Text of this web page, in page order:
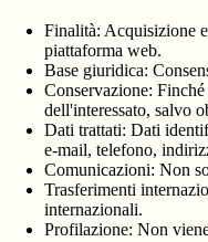
Finalità: Acquisizione
piattaforma web.
Base giuridica:
Conservazione: Finché
dell'interessato, salvo
Dati trattati: Dati
e-mail, telefono,
Comunicazioni: Non
Trasferimenti
internazionali.
Profilazione: Non